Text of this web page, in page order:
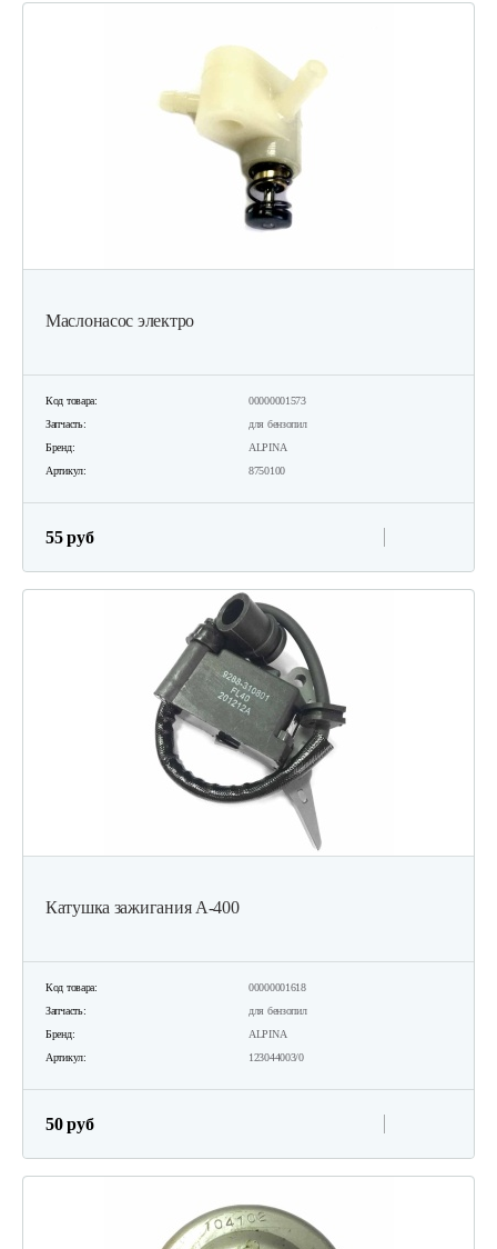
Маслонасос электро
Код товара:
00000001573
Запчасть:
для бензопил
Бренд:
ALPINA
Артикул:
8750100
55 руб
Катушка зажигания А-400
Код товара:
00000001618
Запчасть:
для бензопил
Бренд:
ALPINA
Артикул:
123044003/0
50 руб